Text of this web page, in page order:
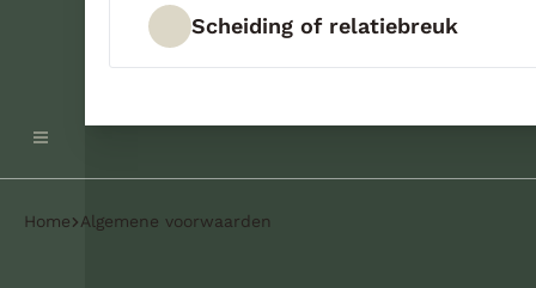
Scheiding of relatiebreuk
Home Algemene voorwaarden